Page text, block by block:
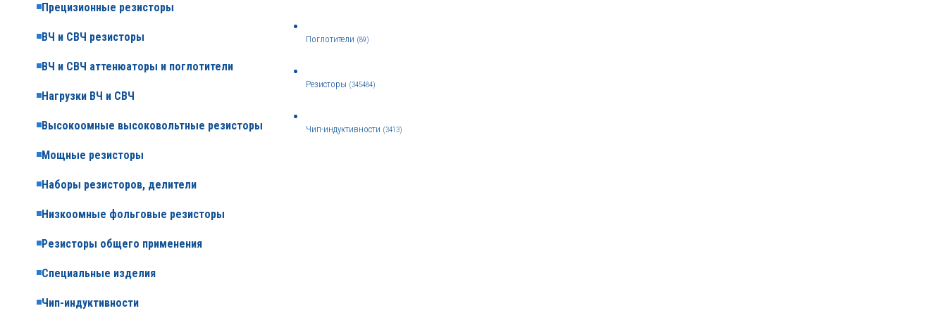
Прецизионные резисторы
ВЧ и СВЧ резисторы
ВЧ и СВЧ аттенюаторы и поглотители
Нагрузки ВЧ и СВЧ
Высокоомные высоковольтные резисторы
Мощные резисторы
Наборы резисторов, делители
Низкоомные фольговые резисторы
Резисторы общего применения
Специальные изделия
Чип-индуктивности
Поглотители (89)
Резисторы (345484)
Чип-индуктивности (3413)